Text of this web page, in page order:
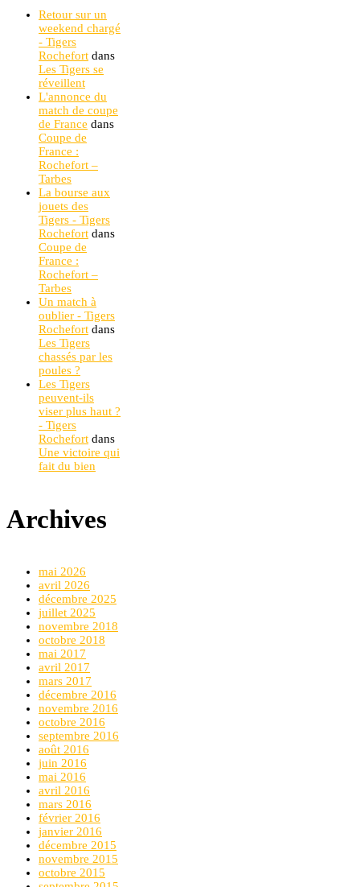
Retour sur un
weekend chargé
- Tigers
Rochefort dans
Les Tigers se
réveillent
L'annonce du
match de coupe
de France dans
Coupe de
France :
Rochefort –
Tarbes
La bourse aux
jouets des
Tigers - Tigers
Rochefort dans
Coupe de
France :
Rochefort –
Tarbes
Un match à
oublier - Tigers
Rochefort dans
Les Tigers
chassés par les
poules ?
Les Tigers
peuvent-ils
viser plus haut ?
- Tigers
Rochefort dans
Une victoire qui
fait du bien
Archives
mai 2026
avril 2026
décembre 2025
juillet 2025
novembre 2018
octobre 2018
mai 2017
avril 2017
mars 2017
décembre 2016
novembre 2016
octobre 2016
septembre 2016
août 2016
juin 2016
mai 2016
avril 2016
mars 2016
février 2016
janvier 2016
décembre 2015
novembre 2015
octobre 2015